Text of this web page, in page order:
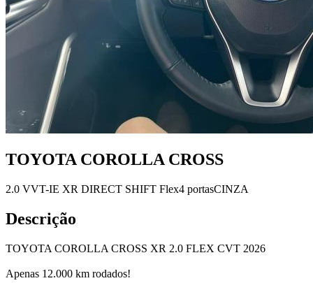
TOYOTA COROLLA CROSS
2.0 VVT-IE XR DIRECT SHIFT Flex4 portasCINZA
Descrição
TOYOTA COROLLA CROSS XR 2.0 FLEX CVT 2026
Apenas 12.000 km rodados!